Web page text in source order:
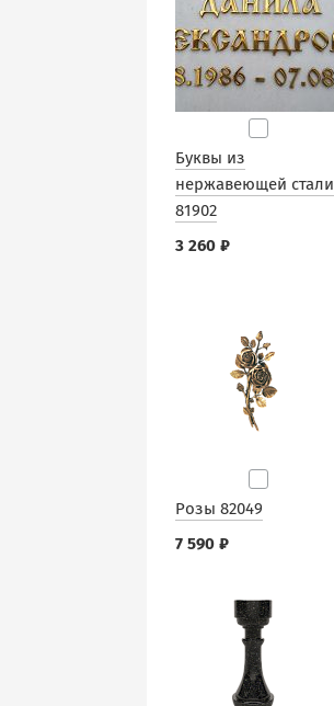
Буквы из
нержавеющей стали
81902
3 260 ₽
Розы 82049
7 590 ₽